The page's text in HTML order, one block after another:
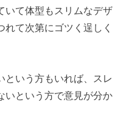
いて体型もスリムなデザ
て次第にゴツく逞しく
という方もいれば、スレ
いという方で意見が分か